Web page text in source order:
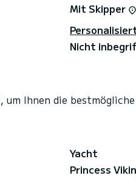
Mit Skipper
Nicht
um Ihnen die
Yacht
Princess